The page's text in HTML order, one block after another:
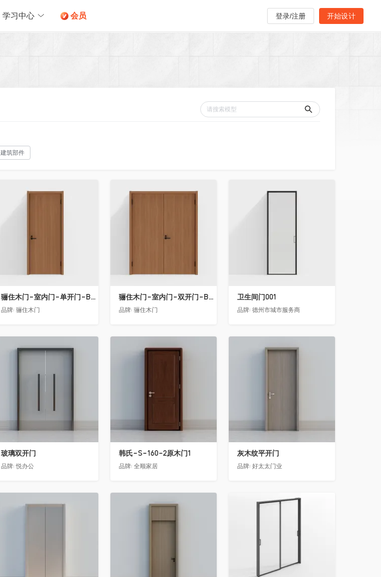
学习中心 会员 登录/注册 开始设计
建筑部件
收藏
骊住木门-室内门-单开门-BAA-LL淡雅茶色
品牌: 骊住木门
收藏
骊住木门-室内门-双开门-BFA-LL淡雅茶色
品牌:骊住木门
卫生间门001
品牌:德州市城市服务商
收藏
玻璃双开门
品牌:悦办公
收藏
韩氏-S-160-2原木门1
品牌:全顺家居
收藏
灰木纹平开门
品牌:好太太门业
收藏 收藏 收藏